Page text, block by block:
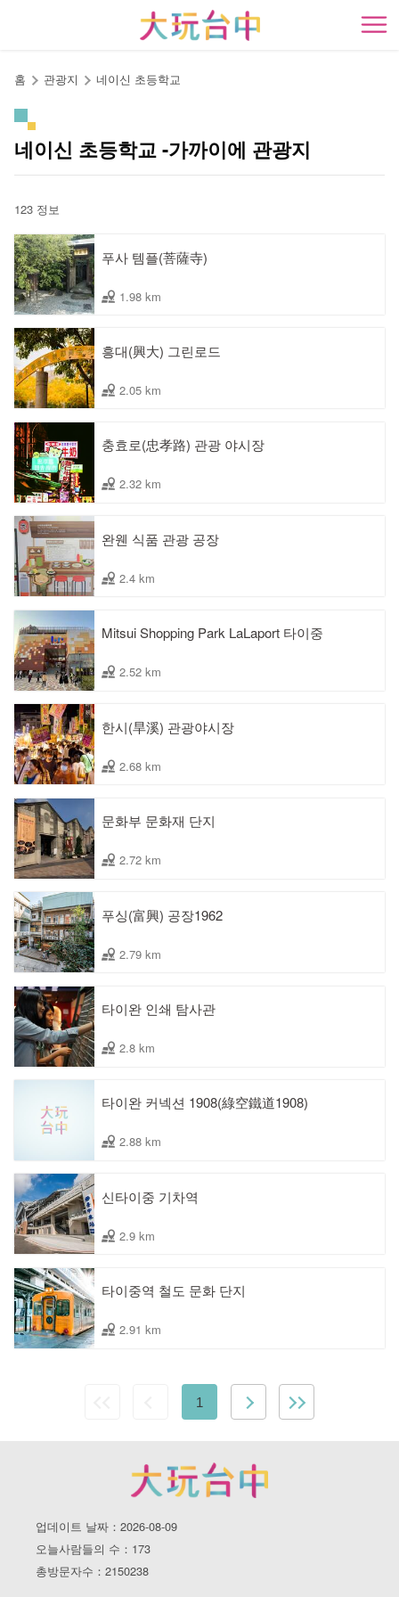
開
홈 관광지 네이신 초등학교
네이신 초등학교 -가까이에 관광지
123 정보
푸사 템플(菩薩寺)
1.98 km
흥대(興大) 그린로드
2.05 km
충효로(忠孝路) 관광 야시장
2.32 km
완웬 식품 관광 공장
2.4 km
Mitsui Shopping Park LaLaport 타이중
2.52 km
한시(旱溪) 관광야시장
2.68 km
문화부 문화재 단지
2.72 km
푸싱(富興) 공장1962
2.79 km
타이완 인쇄 탐사관
2.8 km
타이완 커넥션 1908(綠空鐵道1908)
2.88 km
신타이중 기차역
2.9 km
타이중역 철도 문화 단지
2.91 km
1
업데이트 날짜：2026-08-09
오늘사람들의 수：173
총방문자수：2150238